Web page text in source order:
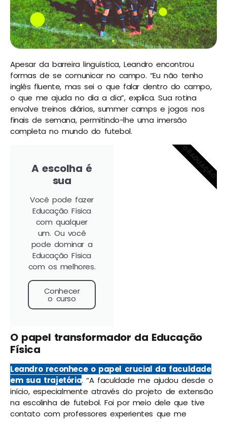
Apesar da barreira linguística, Leandro encontrou
formas de se comunicar no campo. “Eu não tenho
inglês fluente, mas sei o que falar dentro do campo,
o que me ajuda no dia a dia”, explica. Sua rotina
envolve treinos diários, summer camps e jogos nos
finais de semana, permitindo-lhe uma imersão
completa no mundo do futebol.
A escolha é
sua
Você pode fazer
Educação Física
com qualquer
um. Ou você
pode dominar a
Educação Física
com os melhores.
Conhecer
o curso
GRADUAÇÃO
O papel transformador da Educação
Física
Leandro reconhece o papel crucial da faculdade
em sua trajetória. “A faculdade me ajudou desde o
início, especialmente através do projeto de extensão
na escolinha de futebol. Foi por meio dele que tive
contato com professores experientes que me